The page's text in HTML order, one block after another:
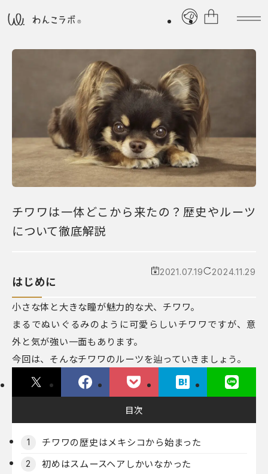
チワワは一体どこから来たの？歴史やルーツ
について徹底解説
2021.07.19 2024.11.29
はじめに
小さな体と大きな瞳が魅力的な犬、チワワ。
まるでぬいぐるみのように可愛らしいチワワですが、意
外と気が強い一面もあります。
今回は、そんなチワワのルーツを辿っていきましょう。
目次
1 チワワの歴史はメキシコから始まった
2 初めはスムースヘアしかいなかった